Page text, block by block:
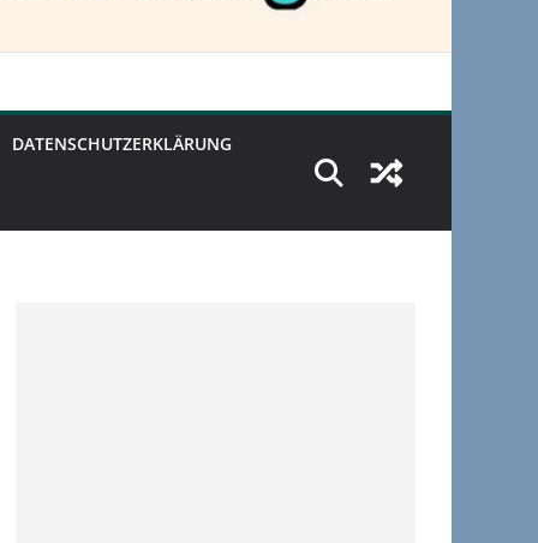
DATENSCHUTZERKLÄRUNG